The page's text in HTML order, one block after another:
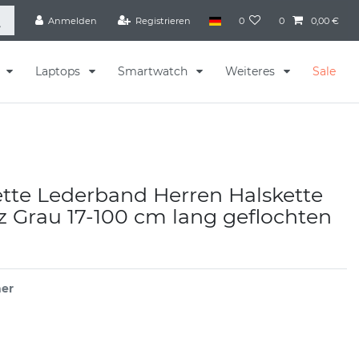
Anmelden Registrieren 0 0 0,00 €
Laptops Smartwatch Weiteres Sale
Lederband Herren Halskette
Grau 17-100 cm lang geflochten